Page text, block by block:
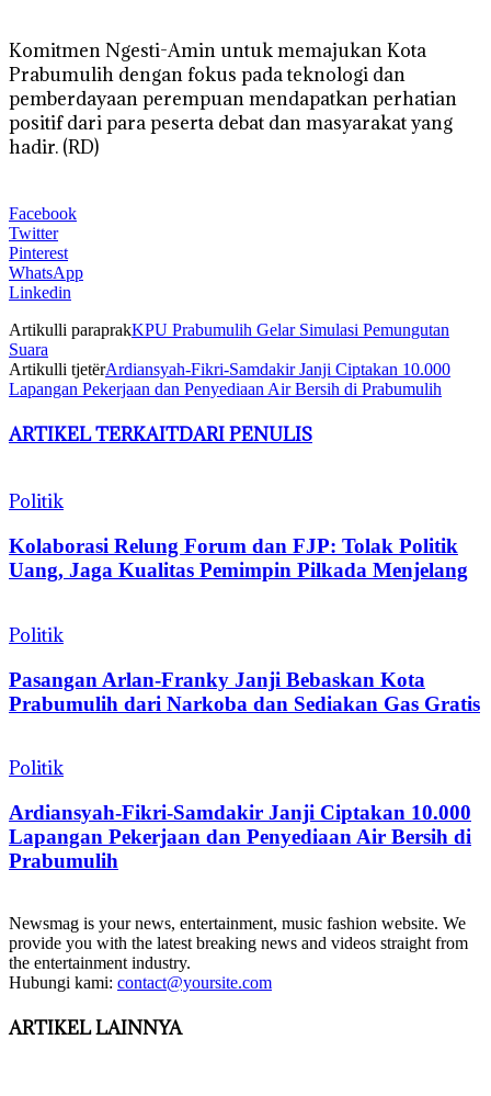
Komitmen Ngesti-Amin untuk memajukan Kota
Prabumulih dengan fokus pada teknologi dan
pemberdayaan perempuan mendapatkan perhatian
positif dari para peserta debat dan masyarakat yang
hadir. (RD)
Facebook
Twitter
Pinterest
WhatsApp
Linkedin
Artikulli paraprakKPU Prabumulih Gelar Simulasi Pemungutan
Suara
Artikulli tjetërArdiansyah-Fikri-Samdakir Janji Ciptakan 10.000
Lapangan Pekerjaan dan Penyediaan Air Bersih di Prabumulih
ARTIKEL TERKAITDARI PENULIS
Politik
Kolaborasi Relung Forum dan FJP: Tolak Politik
Uang, Jaga Kualitas Pemimpin Pilkada Menjelang
Politik
Pasangan Arlan-Franky Janji Bebaskan Kota
Prabumulih dari Narkoba dan Sediakan Gas Gratis
Politik
Ardiansyah-Fikri-Samdakir Janji Ciptakan 10.000
Lapangan Pekerjaan dan Penyediaan Air Bersih di
Prabumulih
Newsmag is your news, entertainment, music fashion website. We
provide you with the latest breaking news and videos straight from
the entertainment industry.
Hubungi kami: contact@yoursite.com
ARTIKEL LAINNYA